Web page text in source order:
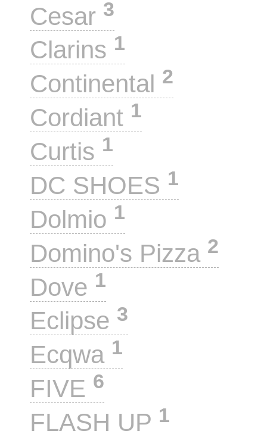
Cesar 3
Clarins 1
Continental 2
Cordiant 1
Curtis 1
DC SHOES 1
Dolmio 1
Domino's Pizza 2
Dove 1
Eclipse 3
Ecqwa 1
FIVE 6
FLASH UP 1